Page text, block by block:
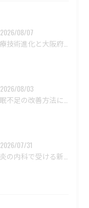
2026/08/07
2026/08/03
2026/07/31